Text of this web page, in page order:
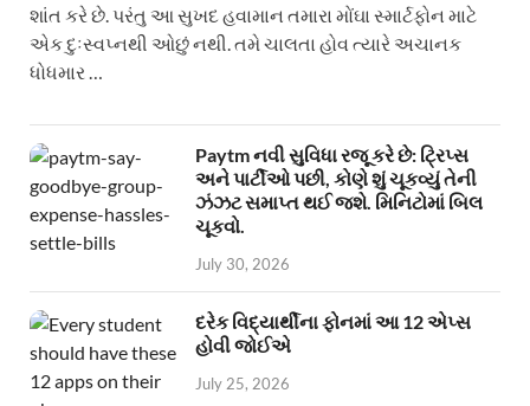
શાંત કરે છે. પરંતુ આ સુખદ હવામાન તમારા મોંઘા સ્માર્ટફોન માટે
એક દુઃસ્વપ્નથી ઓછું નથી. તમે ચાલતા હોવ ત્યારે અચાનક
ધોધમાર …
Paytm નવી સુવિધા રજૂ કરે છે: ટ્રિપ્સ
અને પાર્ટીઓ પછી, કોણે શું ચૂકવ્યું તેની
ઝંઝટ સમાપ્ત થઈ જશે. મિનિટોમાં બિલ
ચૂકવો.
July 30, 2026
દરેક વિદ્યાર્થીના ફોનમાં આ 12 એપ્સ
હોવી જોઈએ
July 25, 2026